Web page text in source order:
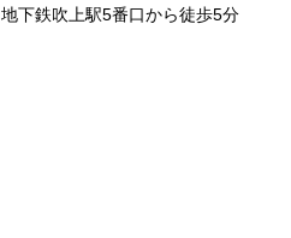
地下鉄吹上駅5番口から徒歩5分